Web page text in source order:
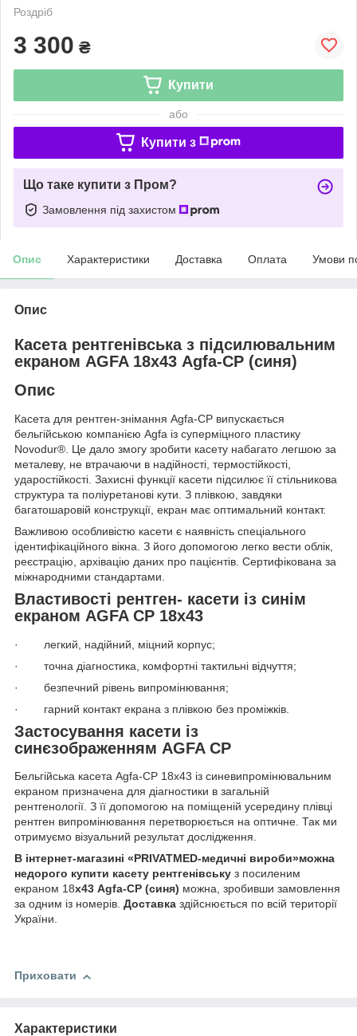
Роздріб
3 300 ₴
Купити
або
Купити з
Що таке купити з Пром?
Замовлення під захистом
Опис Характеристики Доставка Оплата Умови
Опис
Касета рентгенівська з підсилювальним
екраном AGFA 18х43 Agfa-СР (синя)
Опис
Касета для рентген-знімання Agfa-СР випускається
бельгійською компанією Agfa із суперміцного пластику
Novodur®. Це дало змогу зробити касету набагато легшою за
металеву, не втрачаючи в надійності, термостійкості,
ударостійкості. Захисні функції касети підсилює її стільникова
структура та поліуретанові кути. З плівкою, завдяки
багатошаровій конструкції, екран має оптимальний контакт.
Важливою особливістю касети є наявність спеціального
ідентифікаційного вікна. З його допомогою легко вести облік,
реєстрацію, архівацію даних про пацієнтів. Сертифікована за
міжнародними стандартами.
Властивості рентген- касети із синім
екраном AGFA СР 18х43
· легкий, надійний, міцний корпус;
· точна діагностика, комфортні тактильні відчуття;
· безпечний рівень випромінювання;
· гарний контакт екрана з плівкою без проміжків.
Застосування касети із
синєзображенням AGFA СР
Бельгійська касета Agfa-СР 18х43 із синевипромінювальним
екраном призначена для діагностики в загальній
рентгенології. З її допомогою на поміщеній усередину плівці
рентген випромінювання перетворюється на оптичне. Так ми
отримуємо візуальний результат дослідження.
В інтернет-магазині «PRIVATMED-медичні вироби»можна
недорого купити касету рентгенівську з посиленим
екраном 18х43 Agfa-СР (синя) можна, зробивши замовлення
за одним із номерів. Доставка здійснюється по всій території
України.
Приховати
Характеристики